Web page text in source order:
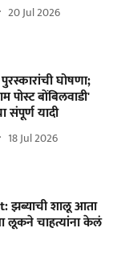
20 Jul 2026
पुरस्कारांची घोषणा;
पोस्ट बोंबिलवाडी'
संपूर्ण यादी
18 Jul 2026
झब्याची शालू आता
लूकने चाहत्यांना केलं